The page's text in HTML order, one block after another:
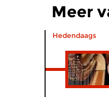
Meer
Hedendaags